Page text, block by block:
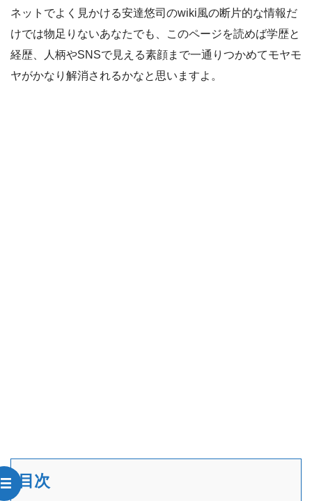
ネットでよく見かける安達悠司のwiki風の断片的な情報だ
けでは物足りないあなたでも、このページを読めば学歴と
経歴、人柄やSNSで見える素顔まで一通りつかめてモヤモ
ヤがかなり解消されるかなと思いますよ。
目次